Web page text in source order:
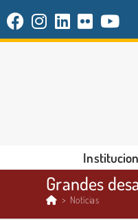
Grandes
> Notícias